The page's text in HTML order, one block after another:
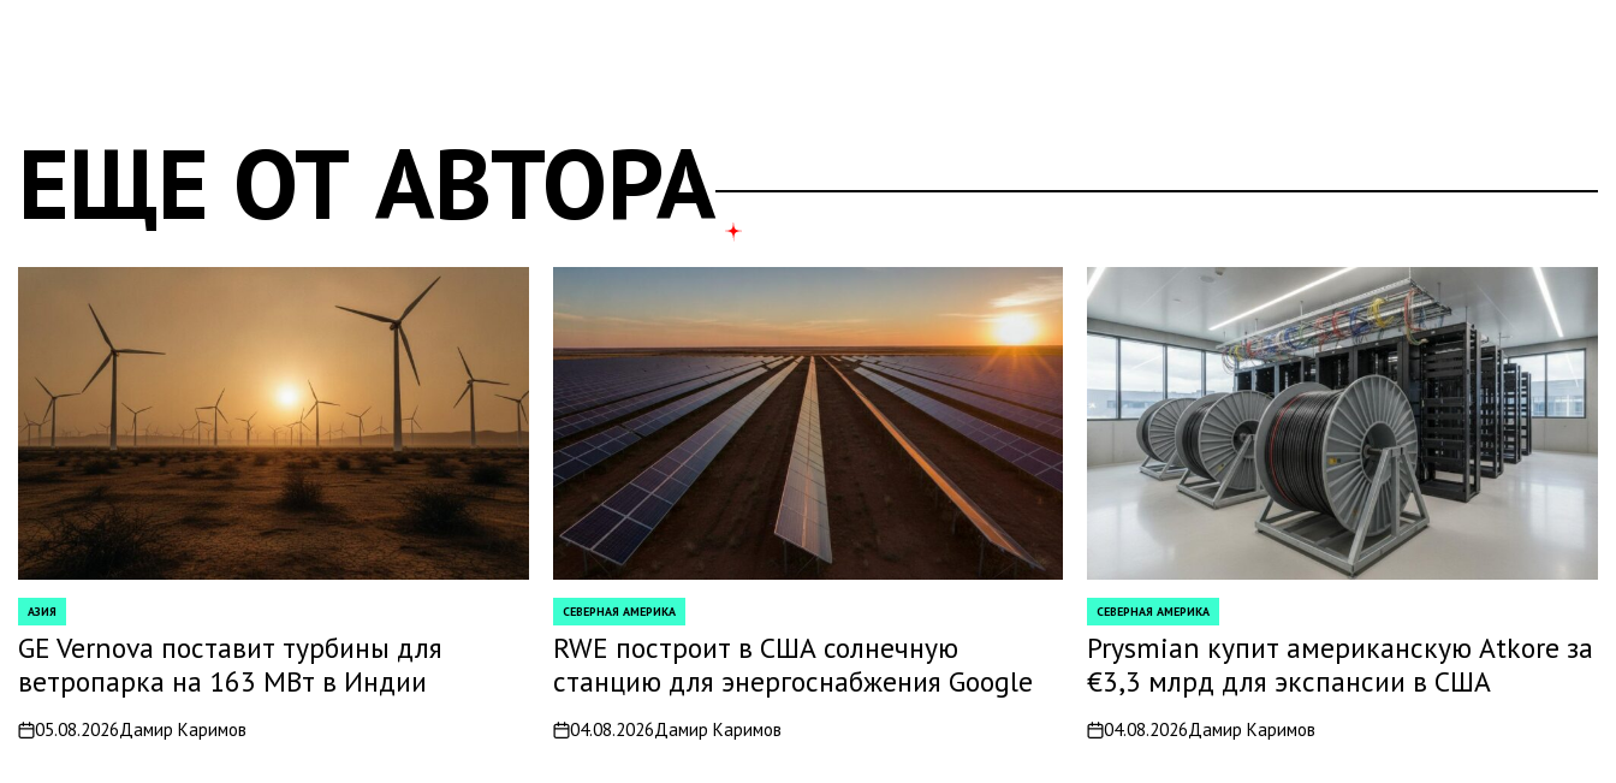
ЕЩЕ ОТ АВТОРА
POSTED
IN
АЗИЯ
GE Vernova поставит турбины для
ветропарка на 163 МВт в Индии
on05.08.2026Дамир Каримов
POSTED
IN
СЕВЕРНАЯ АМЕРИКА
RWE построит в США солнечную
станцию для энергоснабжения Google
on04.08.2026Дамир Каримов
POSTED
IN
СЕВЕРНАЯ АМЕРИКА
Prysmian купит американскую Atkore за
€3,3 млрд для экспансии в США
on04.08.2026Дамир Каримов